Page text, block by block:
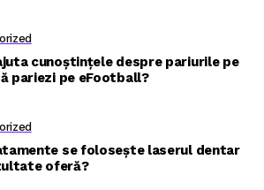
cunoștințele despre pariurile pe
pariezi pe eFootball?
se folosește laserul dentar
oferă?